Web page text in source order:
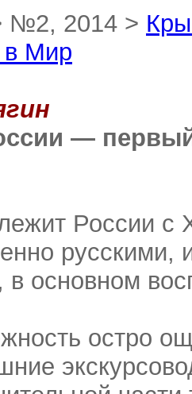
№2, 2014 >
в Мир
—
России с
русскими,
основном
остро